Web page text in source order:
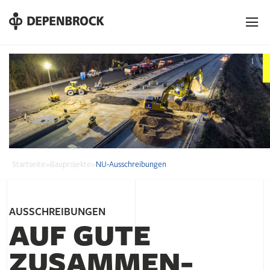
DE
PL
Startseite»Bauprojekte»NU-Ausschreibungen
AUSSCHREIBUNGEN
AUF GUTE